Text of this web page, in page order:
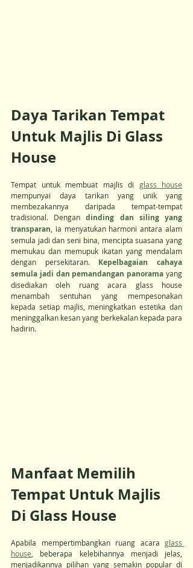
Daya Tarikan Tempat
Untuk Majlis Di Glass
House
Tempat untuk membuat majlis di glass house
mempunyai daya tarikan yang unik yang
membezakannya daripada tempat-tempat
tradisional. Dengan dinding dan siling yang
transparan , ia menyatukan harmoni antara alam
semula jadi dan seni bina, mencipta suasana yang
memukau dan memupuk ikatan yang mendalam
dengan persekitaran. Kepelbagaian cahaya
semula jadi dan pemandangan panorama yang
disediakan oleh ruang acara glass house
menambah sentuhan yang mempesonakan
kepada setiap majlis, meningkatkan estetika dan
meninggalkan kesan yang berkekalan kepada para
hadirin.
Manfaat Memilih
Tempat Untuk Majlis
Di Glass House
Apabila mempertimbangkan ruang acara glass
house , beberapa kelebihannya menjadi jelas,
menjadikannya pilihan yang semakin popular di